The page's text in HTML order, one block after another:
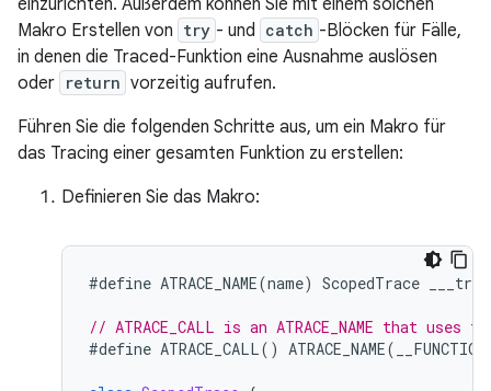
einzurichten. Außerdem können Sie mit einem solchen
Makro Erstellen von try - und catch -Blöcken für Fälle,
in denen die Traced-Funktion eine Ausnahme auslösen
oder return vorzeitig aufrufen.
Führen Sie die folgenden Schritte aus, um ein Makro für
das Tracing einer gesamten Funktion zu erstellen:
Definieren Sie das Makro:
#define ATRACE_NAME(name) ScopedTrace
// ATRACE_CALL is an ATRACE_NAME that
#define ATRACE_CALL() ATRACE_NAME(